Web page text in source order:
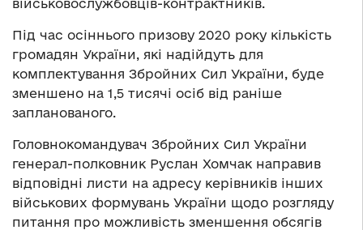
Під час осіннього призову 2020 року кількість
громадян України, які надійдуть для
комплектування Збройних Сил України, буде
зменшено на 1,5 тисячі осіб від раніше
запланованого.
Головнокомандувач Збройних Сил України
генерал-полковник Руслан Хомчак направив
відповідні листи на адресу керівників інших
військових формувань України щодо розгляду
питання про можливість зменшення обсягів